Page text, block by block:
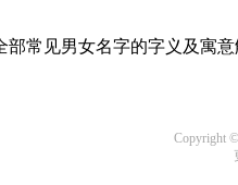
常见男女名字的字义及寓
Copyright